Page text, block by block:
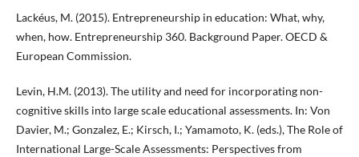
Lackéus, M. (2015). Entrepreneurship in education: What, why,
when, how. Entrepreneurship 360. Background Paper. OECD &
European Commission.
Levin, H.M. (2013). The utility and need for incorporating non-
cognitive skills into large scale educational assessments. In: Von
Davier, M.; Gonzalez, E.; Kirsch, I.; Yamamoto, K. (eds.), The Role of
International Large-Scale Assessments: Perspectives from